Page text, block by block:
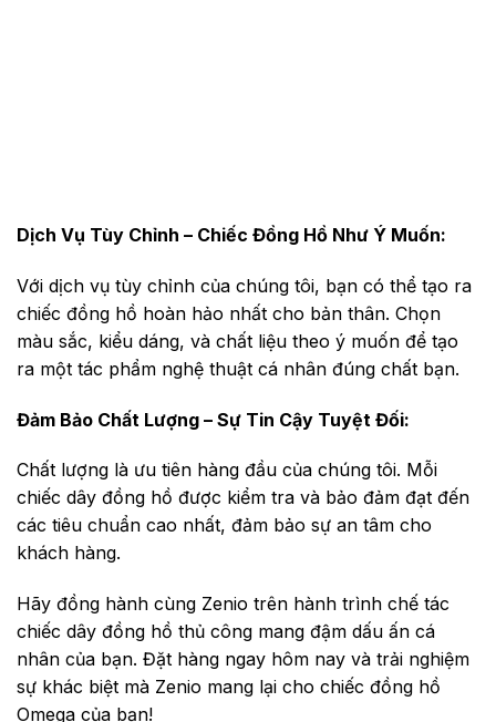
Dịch Vụ Tùy Chỉnh – Chiếc Đồng Hồ Như Ý Muốn:
Với dịch vụ tùy chỉnh của chúng tôi, bạn có thể tạo ra
chiếc đồng hồ hoàn hảo nhất cho bản thân. Chọn
màu sắc, kiểu dáng, và chất liệu theo ý muốn để tạo
ra một tác phẩm nghệ thuật cá nhân đúng chất bạn.
Đảm Bảo Chất Lượng – Sự Tin Cậy Tuyệt Đối:
Chất lượng là ưu tiên hàng đầu của chúng tôi. Mỗi
chiếc dây đồng hồ được kiểm tra và bảo đảm đạt đến
các tiêu chuẩn cao nhất, đảm bảo sự an tâm cho
khách hàng.
Hãy đồng hành cùng Zenio trên hành trình chế tác
chiếc dây đồng hồ thủ công mang đậm dấu ấn cá
nhân của bạn. Đặt hàng ngay hôm nay và trải nghiệm
sự khác biệt mà Zenio mang lại cho chiếc đồng hồ
Omega của bạn!